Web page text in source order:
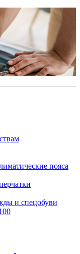
пояса
и спецобуви